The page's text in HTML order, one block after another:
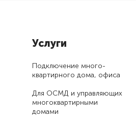
Услуги
Подключение много­
квартирного дома, офиса
Для ОСМД и управляющих
много­квартирными
домами